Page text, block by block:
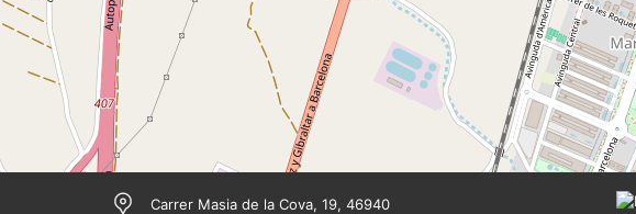
Carrer Masia de la Cova, 19, 46940